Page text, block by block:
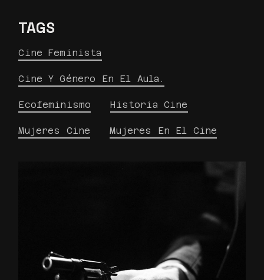
TAGS
Cine Feminista
Cine Y Género En El Aula.
Ecofeminismo Historia Cine
Mujeres Cine Mujeres En El Cine